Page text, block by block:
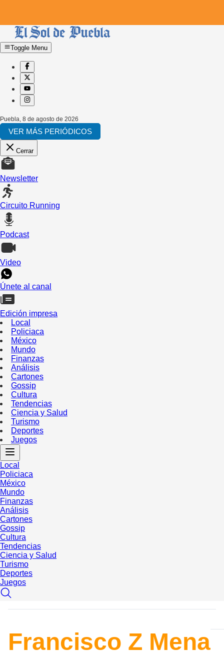
Toggle Menu
Puebla 8 de agosto de 2026
VER MÁS PERIÓDICOS
Cerrar
Newsletter
Circuito Running
Podcast
Video
Únete al canal
Edición impresa
Local
Policiaca
México
Mundo
Finanzas
Análisis
Cartones
Gossip
Cultura
Tendencias
Ciencia y Salud
Turismo
Deportes
Juegos
Local
Policiaca
México
Mundo
Finanzas
Análisis
Cartones
Gossip
Cultura
Tendencias
Ciencia y Salud
Turismo
Deportes
Juegos
Francisco Z Mena